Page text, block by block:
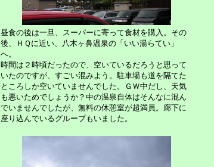
昼食の後は一旦、スーパーに寄って食材を購入。その
後、ＨＱに近い、八木ヶ鼻温泉の「いい湯らてい」
へ。
時間は２時頃だったので、空いているだろうと思って
いたのですが、すごい混みよう。駐車場も道を隔てた
ところしか空いていませんでした。ＧＷ中だし、天気
も悪いためでしょうか？中の温泉自体はそんなに混ん
でいませんでしたが、無料の休憩室が超満員。廊下に
座り込んでいるグループもいました。